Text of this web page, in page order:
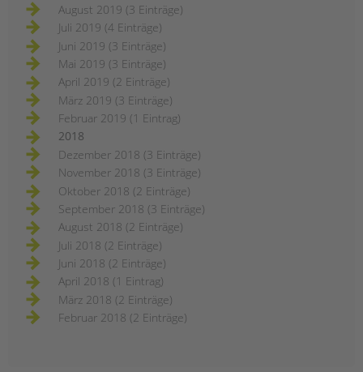
August 2019 (3 Einträge)
Juli 2019 (4 Einträge)
Juni 2019 (3 Einträge)
Mai 2019 (3 Einträge)
April 2019 (2 Einträge)
März 2019 (3 Einträge)
Februar 2019 (1 Eintrag)
2018
Dezember 2018 (3 Einträge)
November 2018 (3 Einträge)
Oktober 2018 (2 Einträge)
September 2018 (3 Einträge)
August 2018 (2 Einträge)
Juli 2018 (2 Einträge)
Juni 2018 (2 Einträge)
April 2018 (1 Eintrag)
März 2018 (2 Einträge)
Februar 2018 (2 Einträge)